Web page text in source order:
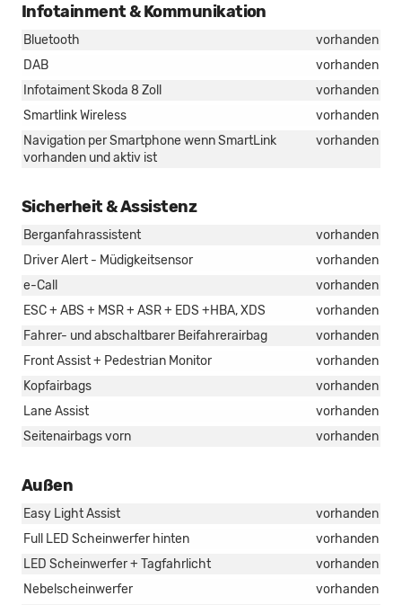
Infotainment & Kommunikation
Bluetooth
vorhanden
DAB
vorhanden
Infotaiment Skoda 8 Zoll
vorhanden
Smartlink Wireless
vorhanden
Navigation per Smartphone wenn SmartLink
vorhanden und aktiv ist
vorhanden
Sicherheit & Assistenz
Berganfahrassistent
vorhanden
Driver Alert - Müdigkeitsensor
vorhanden
e-Call
vorhanden
ESC + ABS + MSR + ASR + EDS +HBA, XDS
vorhanden
Fahrer- und abschaltbarer Beifahrerairbag
vorhanden
Front Assist + Pedestrian Monitor
vorhanden
Kopfairbags
vorhanden
Lane Assist
vorhanden
Seitenairbags vorn
vorhanden
Außen
Easy Light Assist
vorhanden
Full LED Scheinwerfer hinten
vorhanden
LED Scheinwerfer + Tagfahrlicht
vorhanden
Nebelscheinwerfer
vorhanden